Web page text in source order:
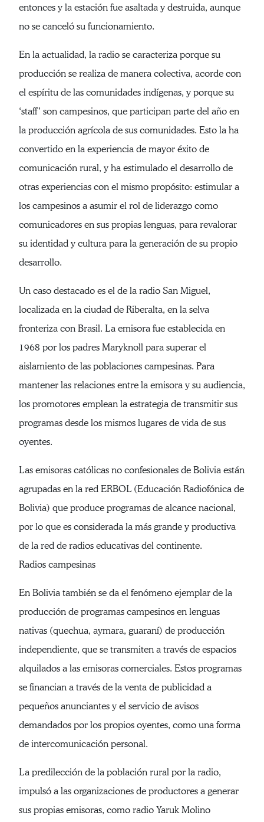
entonces y la estación fue asaltada y destruida, aunque
no se canceló su funcionamiento.
En la actualidad, la radio se caracteriza porque su
producción se realiza de manera colectiva, acorde con
el espíritu de las comunidades indígenas, y porque su
‘staff’ son campesinos, que participan parte del año en
la producción agrícola de sus comunidades. Esto la ha
convertido en la experiencia de mayor éxito de
comunicación rural, y ha estimulado el desarrollo de
otras experiencias con el mismo propósito: estimular a
los campesinos a asumir el rol de liderazgo como
comunicadores en sus propias lenguas, para revalorar
su identidad y cultura para la generación de su propio
desarrollo.
Un caso destacado es el de la radio San Miguel,
localizada en la ciudad de Riberalta, en la selva
fronteriza con Brasil. La emisora fue establecida en
1968 por los padres Maryknoll para superar el
aislamiento de las poblaciones campesinas. Para
mantener las relaciones entre la emisora y su audiencia,
los promotores emplean la estrategia de transmitir sus
programas desde los mismos lugares de vida de sus
oyentes.
Las emisoras católicas no confesionales de Bolivia están
agrupadas en la red ERBOL (Educación Radiofónica de
Bolivia) que produce programas de alcance nacional,
por lo que es considerada la más grande y productiva
de la red de radios educativas del continente.
Radios campesinas
En Bolivia también se da el fenómeno ejemplar de la
producción de programas campesinos en lenguas
nativas (quechua, aymara, guaraní) de producción
independiente, que se transmiten a través de espacios
alquilados a las emisoras comerciales. Estos programas
se financian a través de la venta de publicidad a
pequeños anunciantes y el servicio de avisos
demandados por los propios oyentes, como una forma
de intercomunicación personal.
La predilección de la población rural por la radio,
impulsó a las organizaciones de productores a generar
sus propias emisoras, como radio Yaruk Molino